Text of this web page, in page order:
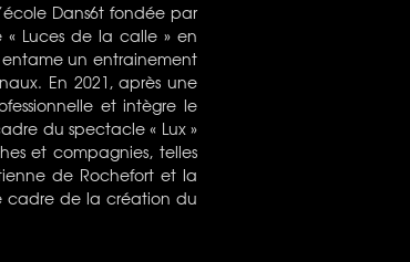
Dans6t fondée par
Luces de la calle » en
un entrainement
En 2021, après une
et intègre le
du spectacle « Lux »
et compagnies, telles
de Rochefort et la
cadre de la création du